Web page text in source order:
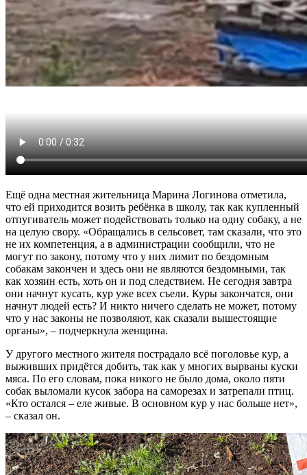
Ещё одна местная жительница Марина Логинова отметила,
что ей приходится возить ребёнка в школу, так как купленный
отпугиватель может подействовать только на одну собаку, а не
на целую свору. «Обращались в сельсовет, там сказали, что это
не их компетенция, а в администрации сообщили, что не
могут по закону, потому что у них лимит по бездомным
собакам закончен и здесь они не являются бездомными, так
как хозяин есть, хоть он и под следствием. Не сегодня завтра
они начнут кусать, кур уже всех съели. Куры закончатся, они
начнут людей есть? И никто ничего сделать не может, потому
что у нас законы не позволяют, как сказали вышестоящие
органы», – подчеркнула женщина.
У другого местного жителя пострадало всё поголовье кур, а
выживших придётся добить, так как у многих вырваны куски
мяса. По его словам, пока никого не было дома, около пяти
собак выломали кусок забора на саморезах и затрепали птиц.
«Кто остался – еле живые. В основном кур у нас больше нет»,
– сказал он.